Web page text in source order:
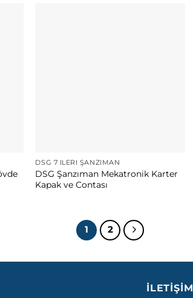
DSG 7 İLERI ŞANZIMAN
DSG Şanzıman Mekatronik Karter
Kapak ve Contası
1 2
İLETIŞIM